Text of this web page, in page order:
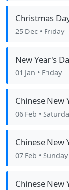
Christmas
25 Dec • Friday
New Year's
01 Jan • Friday
Chinese New
06 Feb •
Chinese New
07 Feb • Sunday
Chinese New